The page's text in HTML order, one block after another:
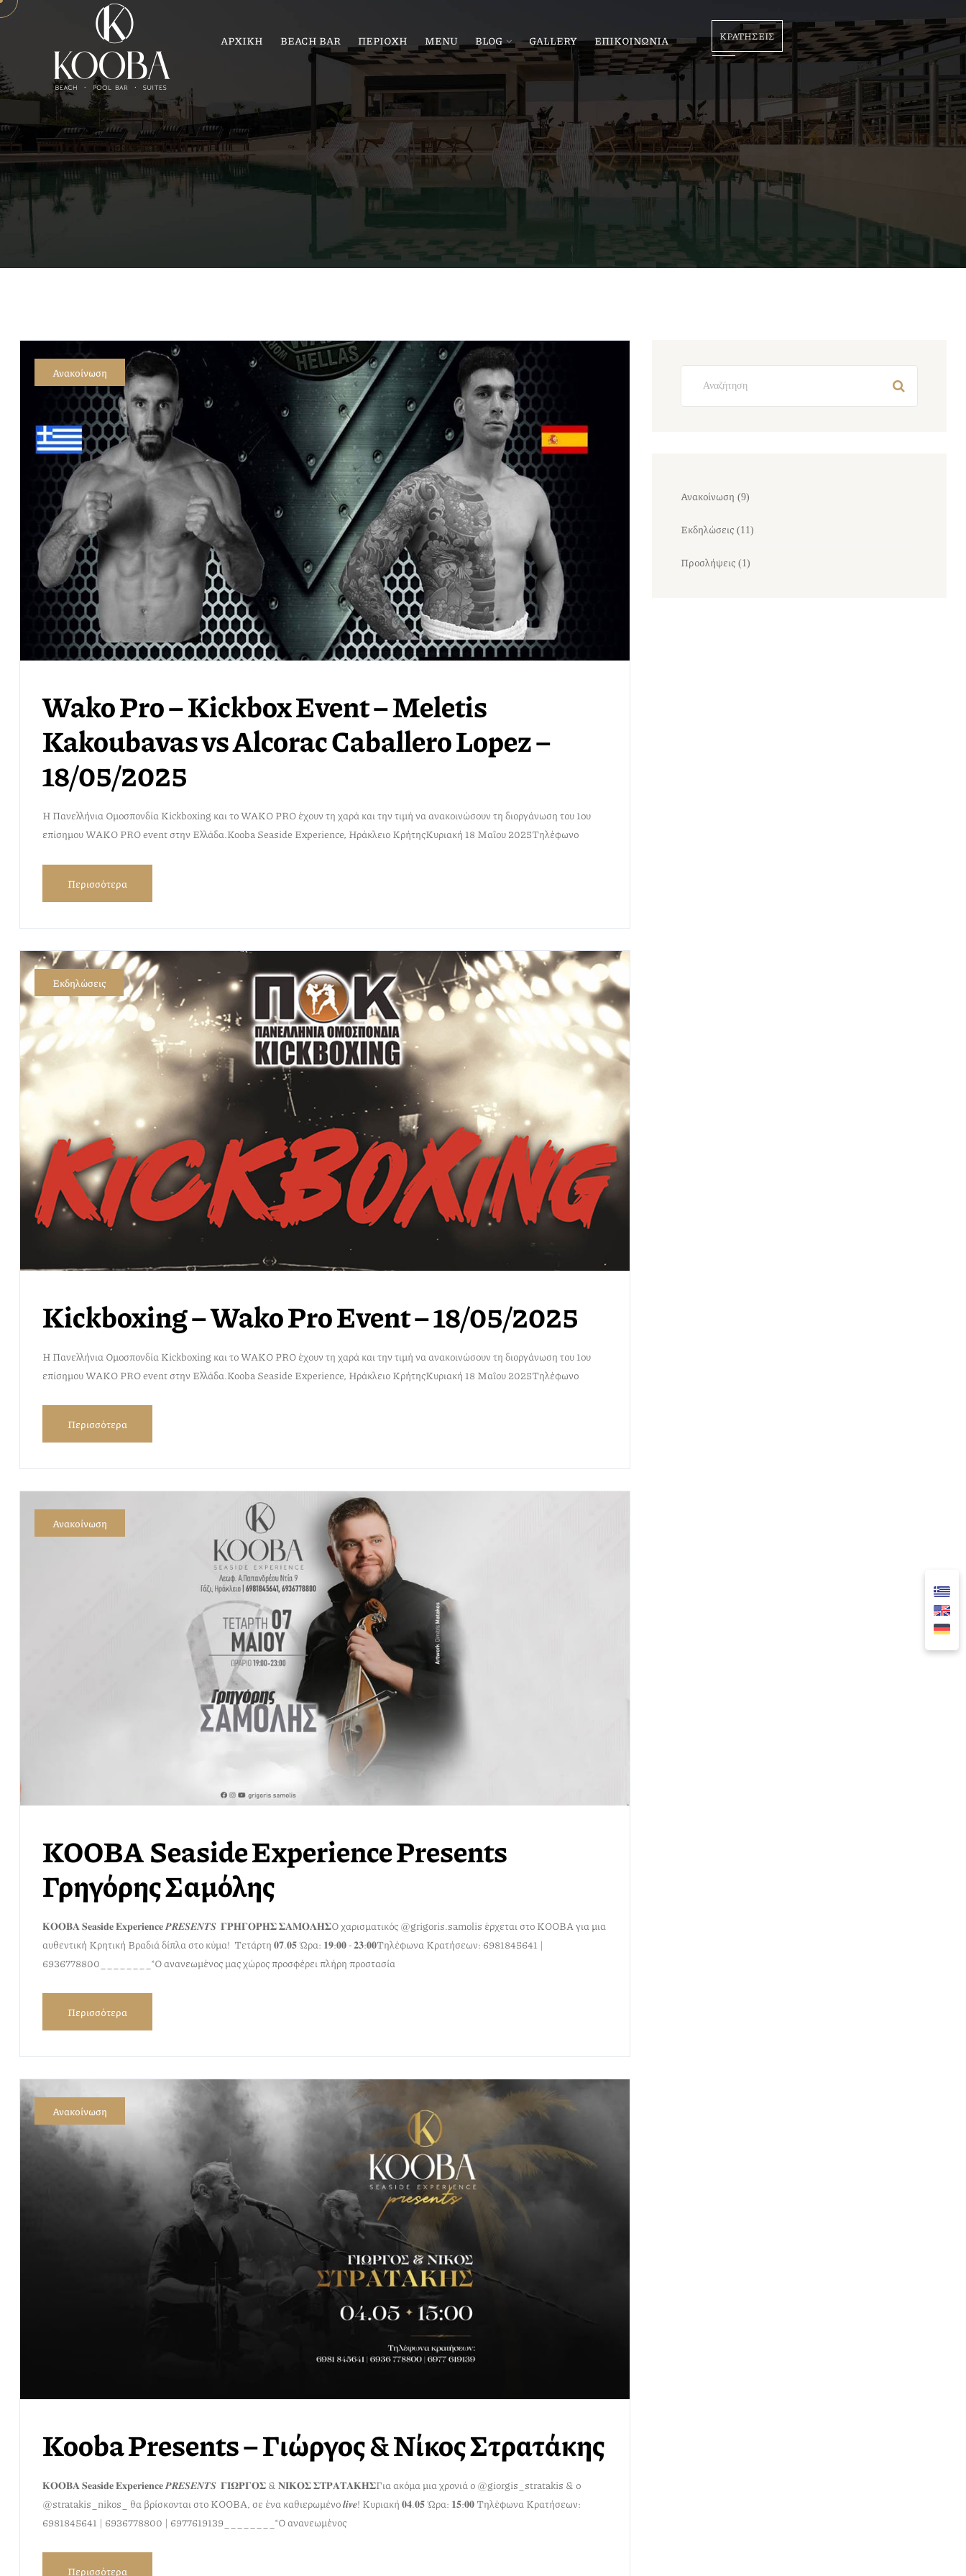
ΑΡΧΙΚΗ BEACH BAR ΠΕΡΙΟΧΗ MENU BLOG GALLERY ΕΠΙΚΟΙΝΩΝΙΑ ΚΡΑΤΗΣΕΙΣ
Ανακοίνωση
Wako Pro – Kickbox Event – Meletis
Kakoubavas vs Alcorac Caballero Lopez –
18/05/2025
Η Πανελλήνια Ομοσπονδία Kickboxing και το WAKO PRO έχουν τη χαρά και την τιμή να ανακοινώσουν τη διοργάνωση του 1ου
επίσημου WAKO PRO event στην Ελλάδα.Kooba Seaside Experience, Ηράκλειο ΚρήτηςΚυριακή 18 Μαΐου 2025Τηλέφωνο
Περισσότερα
Εκδηλώσεις
Kickboxing – Wako Pro Event – 18/05/2025
Η Πανελλήνια Ομοσπονδία Kickboxing και το WAKO PRO έχουν τη χαρά και την τιμή να ανακοινώσουν τη διοργάνωση του 1ου
επίσημου WAKO PRO event στην Ελλάδα.Kooba Seaside Experience, Ηράκλειο ΚρήτηςΚυριακή 18 Μαΐου 2025Τηλέφωνο
Περισσότερα
Ανακοίνωση
KOOBA Seaside Experience Presents
Γρηγόρης Σαμόλης
𝐊𝐎𝐎𝐁𝐀 𝐒𝐞𝐚𝐬𝐢𝐝𝐞 𝐄𝐱𝐩𝐞𝐫𝐢𝐞𝐧𝐜𝐞 𝑷𝑹𝑬𝑺𝑬𝑵𝑻𝑺 𝚪𝚸𝚮𝚪𝚶𝚸𝚮𝚺 𝚺𝚨𝚳𝚶𝚲𝚮𝚺Ο χαρισματικός @grigoris.samolis έρχεται στο KOOBA για μια
αυθεντική Κρητική Βραδιά δίπλα στο κύμα! Τετάρτη 𝟎𝟕.𝟎𝟓 Ώρα: 𝟏𝟗:𝟎𝟎 - 𝟐𝟑:𝟎𝟎Τηλέφωνα Κρατήσεων: 6981845641 |
6936778800________*Ο ανανεωμένος μας χώρος προσφέρει πλήρη προστασία
Περισσότερα
Ανακοίνωση
Kooba Presents – Γιώργος & Νίκος Στρατάκης
𝐊𝐎𝐎𝐁𝐀 𝐒𝐞𝐚𝐬𝐢𝐝𝐞 𝐄𝐱𝐩𝐞𝐫𝐢𝐞𝐧𝐜𝐞 𝑷𝑹𝑬𝑺𝑬𝑵𝑻𝑺 𝚪𝚰𝛀𝚸𝚪𝚶𝚺 & 𝚴𝚰𝚱𝚶𝚺 𝚺𝚻𝚸𝚨𝚻𝚨𝚱𝚮𝚺Για ακόμα μια χρονιά ο @giorgis_stratakis & ο
@stratakis_nikos_ θα βρίσκονται στο KOOBA, σε ένα καθιερωμένο 𝒍𝒊𝒗𝒆! Κυριακή 𝟎𝟒.𝟎𝟓 Ώρα: 𝟏𝟓:𝟎𝟎 Τηλέφωνα Κρατήσεων:
6981845641 | 6936778800 | 6977619139________*Ο ανανεωμένος
Περισσότερα
Ανακοίνωση (9)
Εκδηλώσεις (11)
Προσλήψεις (1)